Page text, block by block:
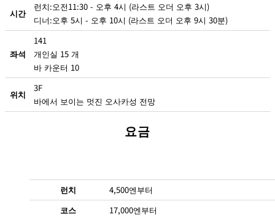
시간
런치:오전11:30 - 오후 4시 (라스트 오더 오후 3시)
디너:오후 5시 - 오후 10시 (라스트 오더 오후 9시 30분)
좌석
141
개인실 15 개
바 카운터 10
위치
3F
바에서 보이는 멋진 오사카성 전망
요금
런치
4,500엔부터
코스
17,000엔부터